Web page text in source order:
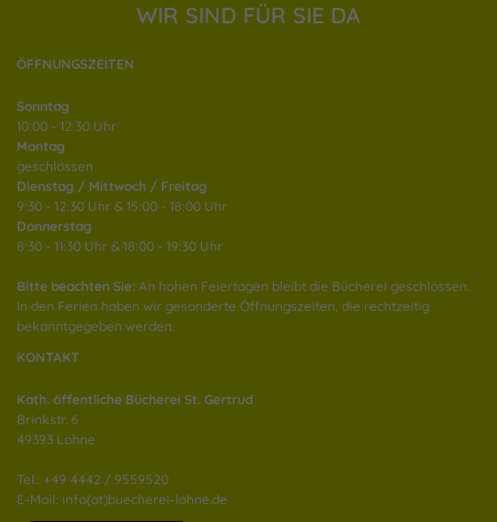
WIR SIND FÜR SIE DA
ÖFFNUNGSZEITEN
Sonntag
10:00 - 12:30 Uhr
Montag
geschlossen
Dienstag / Mittwoch / Freitag
9:30 - 12:30 Uhr & 15:00 - 18:00 Uhr
Donnerstag
8:30 - 11:30 Uhr & 18:00 - 19:30 Uhr
Bitte beachten Sie: An hohen Feiertagen bleibt die Bücherei geschlossen.
In den Ferien haben wir gesonderte Öffnungszeiten, die rechtzeitig
bekanntgegeben werden.
KONTAKT
Kath. öffentliche Bücherei St. Gertrud
Brinkstr. 6
49393 Lohne
Tel.: +49 4442 / 9559520
E-Mail: info(at)buecherei-lohne.de